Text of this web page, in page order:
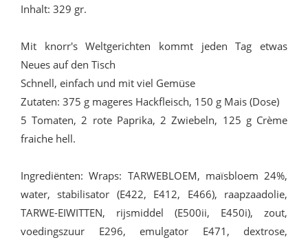
Inhalt: 329 gr.
Mit knorr's Weltgerichten kommt jeden Tag etwas
Neues auf den Tisch
Schnell, einfach und mit viel Gemüse
Zutaten: 375 g mageres Hackfleisch, 150 g Mais (Dose)
5 Tomaten, 2 rote Paprika, 2 Zwiebeln, 125 g Crème
fraiche hell.
Ingrediënten: Wraps: TARWEBLOEM, maïsbloem 24%,
water, stabilisator (E422, E412, E466), raapzaadolie,
TARWE-EIWITTEN, rijsmiddel (E500ii, E450i), zout,
voedingszuur E296, emulgator E471, dextrose,